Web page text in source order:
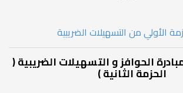
الأولي من التسهيلات الضريبية
الحوافز و التسهيلات الضريبية (
الحزمة الثانية )